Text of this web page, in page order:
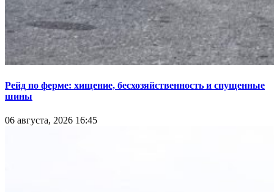
Рейд по ферме: хищение, бесхозяйственность и спущенные
шины
06 августа, 2026 16:45